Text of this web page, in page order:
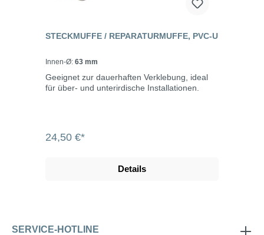
STECKMUFFE / REPARATURMUFFE, PVC-U
Innen-Ø: 63 mm
Geeignet zur dauerhaften Verklebung, ideal
für über- und unterirdische Installationen.
24,50 €*
Details
SERVICE-HOTLINE